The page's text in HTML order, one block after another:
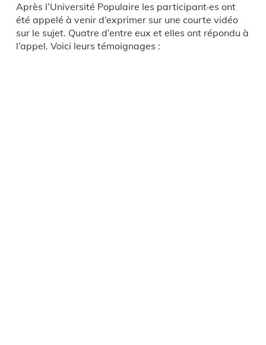
Après l’Université Populaire les participant·es ont
été appelé à venir d’exprimer sur une courte vidéo
sur le sujet. Quatre d’entre eux et elles ont répondu à
l’appel. Voici leurs témoignages :